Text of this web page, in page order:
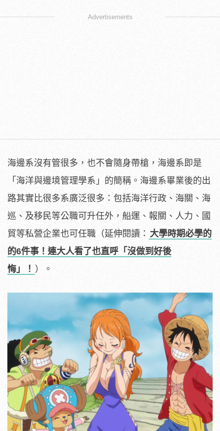
Advertisements
海邊系沒有管很多，也不會隨身帶槍，海邊系即是
「海洋與邊境管理學系」的簡稱。海邊系畢業後的出
路其實比很多系廣泛很多：包括海洋行政、海關、海
巡、及移民等公職可升任外，船運、報關、人力、國
貿等私營企業也可任職（延伸閱讀： 大學時期必學的
的6件事！連大人看了也直呼「沒做到好後
悔」！ ）。